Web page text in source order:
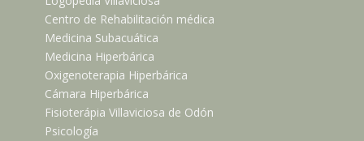
Centro de Rehabilitación médica
Medicina Subacuática
Medicina Hiperbárica
Oxigenoterapia Hiperbárica
Cámara Hiperbárica
Fisioterápia Villaviciosa de Odón
Psicología